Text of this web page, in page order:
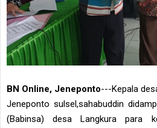
BN Online, Jeneponto---Kepala
Jeneponto sulsel,sahabuddin
(Babinsa) desa Langkura para